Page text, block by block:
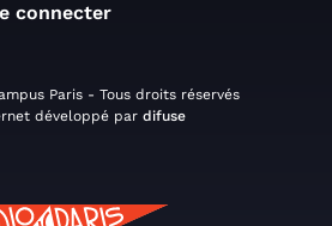
connecter
Paris - Tous droits réservés
développé par difuse